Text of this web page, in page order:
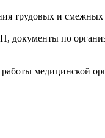
трудовых и
документы по
медицинской